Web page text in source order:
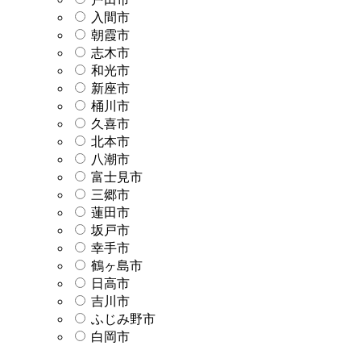
入間市
朝霞市
志木市
和光市
新座市
桶川市
久喜市
北本市
八潮市
富士見市
三郷市
蓮田市
坂戸市
幸手市
鶴ヶ島市
日高市
吉川市
ふじみ野市
白岡市